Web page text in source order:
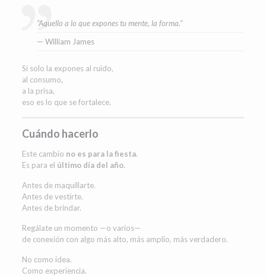
“Aquello a lo que expones tu mente, la forma.”
— William James
Si solo la expones al ruido,
al consumo,
a la prisa,
eso es lo que se fortalece.
Cuándo hacerlo
Este cambio no es para la fiesta.
Es para el último día del año.
Antes de maquillarte.
Antes de vestirte.
Antes de brindar.
Regálate un momento —o varios—
de conexión con algo más alto, más amplio, más verdadero.
No como idea.
Como experiencia.